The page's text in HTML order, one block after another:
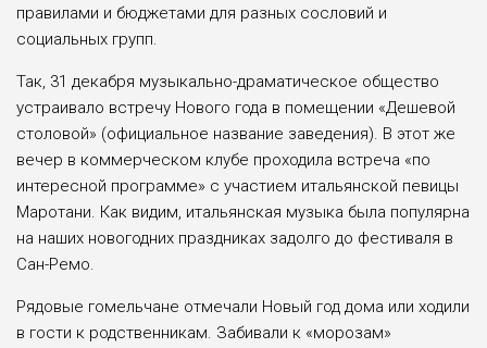
правилами и бюджетами для разных сословий и
социальных групп.
Так, 31 декабря музыкально-драматическое общество
устраивало встречу Нового года в помещении «Дешевой
столовой» (официальное название заведения). В этот же
вечер в коммерческом клубе проходила встреча «по
интересной программе» с участием итальянской певицы
Маротани. Как видим, итальянская музыка была популярна
на наших новогодних праздниках задолго до фестиваля в
Сан-Ремо.
Рядовые гомельчане отмечали Новый год дома или ходили
в гости к родственникам. Забивали к «морозам»